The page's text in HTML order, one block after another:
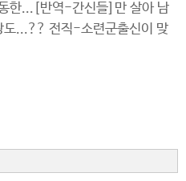
한...[반역-간신들]만 살아 남
...?? 전직-소련군출신이 맞